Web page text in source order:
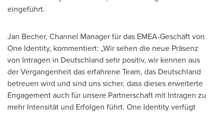
eingeführt.
Jan Becher, Channel Manager für das EMEA-Geschäft von
One Identity, kommentiert: „Wir sehen die neue Präsenz
von Intragen in Deutschland sehr positiv, wir kennen aus
der Vergangenheit das erfahrene Team, das Deutschland
betreuen wird und sind uns sicher, dass dieses erweiterte
Engagement auch für unsere Partnerschaft mit Intragen zu
mehr Intensität und Erfolgen führt. One Identity verfügt